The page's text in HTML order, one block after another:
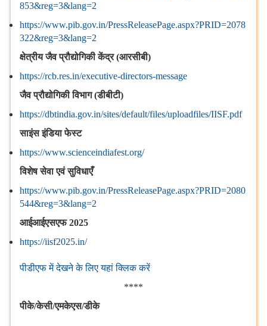
853&reg=3&lang=2
https://www.pib.gov.in/PressReleasePage.aspx?PRID=2078
322&reg=3&lang=2
क्षेत्रीय जैव प्रौद्योगिकी केंद्र(आरसीबी)
https://rcb.res.in/executive-directors-message
जैव प्रौद्योगिकी विभाग(डीबीटी)
https://dbtindia.gov.in/sites/default/files/uploadfiles/IISF.pdf
साइंस इंडिया फेस्ट
https://www.scienceindiafest.org/
विशेष सेवा एवं सुविधाएँ
https://www.pib.gov.in/PressReleasePage.aspx?PRID=2080
544&reg=3&lang=2
आईआईएसएफ2025
https://iisf2025.in/
पीडीएफ में देखने के लिए यहां क्लिक करें
****
पीके/केसी/एमकेएस/डीके